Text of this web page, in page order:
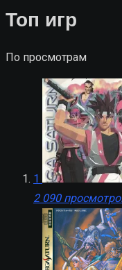
Топ игр
По просмотрам
1
2 090